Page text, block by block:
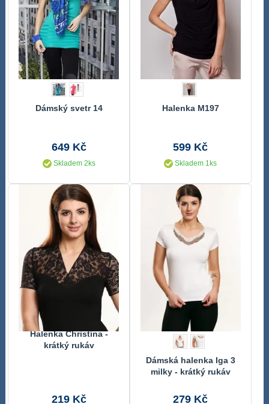
Dámský svetr 14
649 Kč
Skladem 2ks
Halenka M197
599 Kč
Skladem 1ks
Halenka Christina -
krátký rukáv
219 Kč
Dámská halenka Iga 3
milky - krátký rukáv
279 Kč